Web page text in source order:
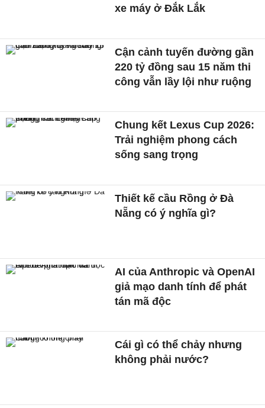
xe máy ở Đắk Lắk
Cận cảnh tuyến đường gần
220 tỷ đồng sau 15 năm thi
công vẫn lầy lội như ruộng
Chung kết Lexus Cup 2026:
Trải nghiệm phong cách
sống sang trọng
Thiết kế cầu Rồng ở Đà
Nẵng có ý nghĩa gì?
AI của Anthropic và OpenAI
giả mạo danh tính để phát
tán mã độc
Cái gì có thể chảy nhưng
không phải nước?